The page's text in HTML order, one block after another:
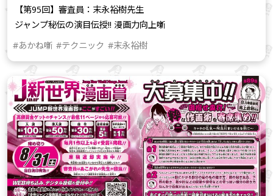
【第95回】審査員：末永裕樹先生
ジャンプ秘伝の演目伝授!! 漫画力向上噺
#あかね噺 #テクニック #末永裕樹